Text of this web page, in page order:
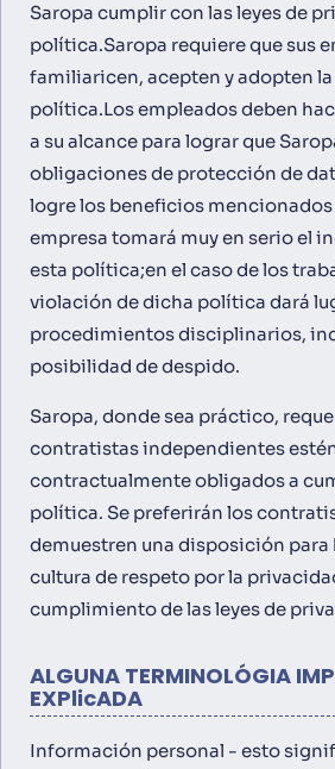
Saropa cumplir con las leyes de
política.Saropa requiere que sus
familiaricen, acepten y adopten
política.Los empleados deben
a su alcance para lograr que
obligaciones de protección de
logre los beneficios
empresa tomará muy en serio el
esta política;en el caso de los
violación de dicha política dará
procedimientos disciplinarios,
posibilidad de despido.
Saropa, donde sea práctico,
contratistas independientes
contractualmente obligados a
política. Se preferirán los
demuestren una disposición para
cultura de respeto por la
cumplimiento de las leyes de
ALGUNA TERMINOLÓGIA
EXPlicADA
Información personal - esto